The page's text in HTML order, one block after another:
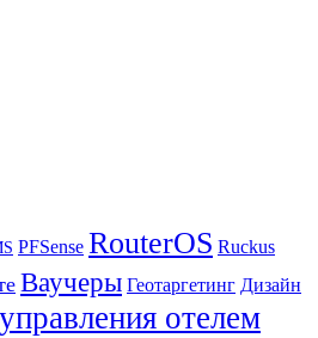
PFSense RouterOS Ruckus
Ваучеры Геотаргетинг Дизайн
отелем